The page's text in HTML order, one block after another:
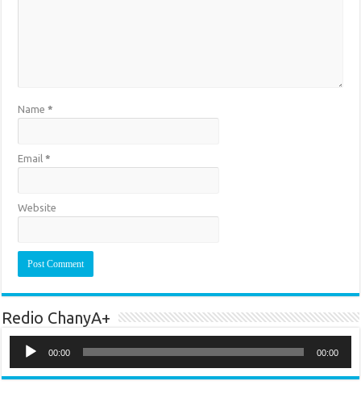
Name*
Email*
Website
Redio ChanyA+
Player
00:00 00:00